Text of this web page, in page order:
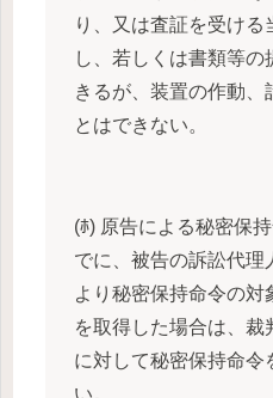
り、又は査証を受け
し、若しくは書類等
きるが、装置の作動、
とはできない。
(ﾎ) 原告による秘密保
でに、被告の訴訟代理
より秘密保持命令の
を取得した場合は、裁
に対して秘密保持命令
い。